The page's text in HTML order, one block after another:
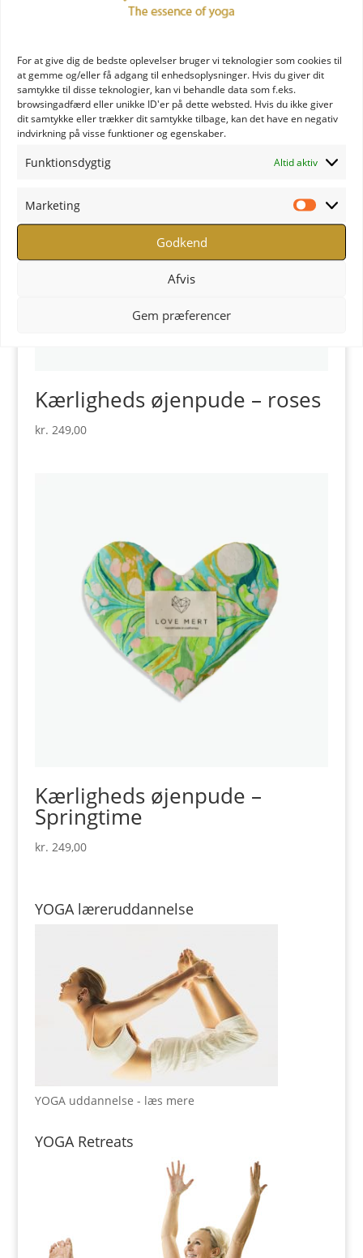
For at give dig de bedste oplevelser bruger vi teknologier som cookies til
at gemme og/eller få adgang til enhedsoplysninger. Hvis du giver dit
samtykke til disse teknologier, kan vi behandle data som f.eks.
browsingadfærd eller unikke ID'er på dette websted. Hvis du ikke giver
dit samtykke eller trækker dit samtykke tilbage, kan det have en negativ
indvirkning på visse funktioner og egenskaber.
Funktionsdygtig Altid aktiv
Marketing
Godkend
Afvis
Gem præferencer
Kærligheds øjenpude – roses
kr. 249,00
Kærligheds øjenpude –
Springtime
kr. 249,00
YOGA læreruddannelse
YOGA uddannelse - læs mere
YOGA Retreats